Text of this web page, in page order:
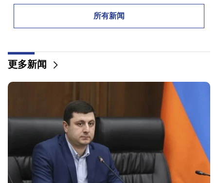
Anahit Kirakosyan 和她的前夫为女儿的婚礼准备的
昂贵礼物（视频）
22:58
机上13名乘客受伤。印度
22:09
埃里温西利基扬区附近的一个垃圾填埋场发生大火
21:48
所有新闻
更多新闻